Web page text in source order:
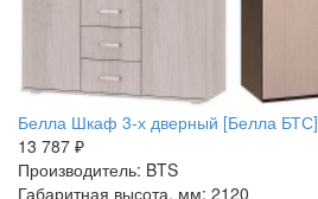
Белла Шкаф 3-х дверный [Белла БТС]
13 787 ₽
Производитель: BTS
Габаритная высота, мм: 2120